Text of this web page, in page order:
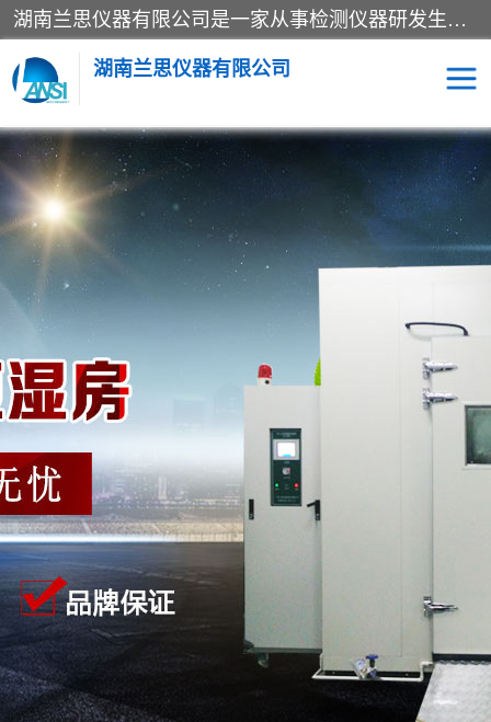
湖南兰思仪器有限公司是一家从事检测仪器研发生产销售和维修保养服务的综合型企业，产品符合国际标准可按需定制专业售前售后工程师，主要有门窗性能体验箱、门窗隔音展示箱、恒温恒湿试验箱、步入式恒温恒湿房、高低温试验箱、老化试验箱、老化试验房、恒温恒湿培养箱、水泥标准养护试验箱、电热鼓风干燥试验箱、真空干燥箱、工业烤箱、盐雾腐蚀试验箱等。
湖南兰思仪器有限公司
老化房 恒温恒湿试验箱
工业烘箱 门窗体验箱